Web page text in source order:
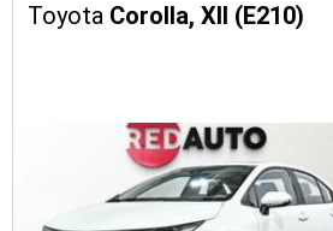
Toyota Corolla, XII (E210)